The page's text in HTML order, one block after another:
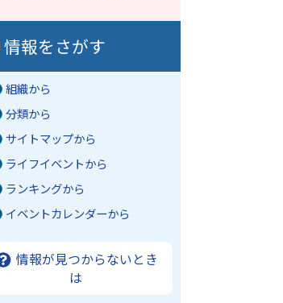
情報をさがす
組織から
分類から
サイトマップから
ライフイベントから
ランキングから
イベントカレンダーから
情報が見つからないとき
は